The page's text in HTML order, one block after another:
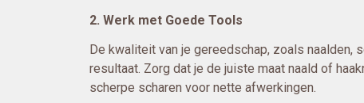
2. Werk met Goede Tools
De kwaliteit van je gereedschap, zoals naalden,
resultaat. Zorg dat je de juiste maat naald of
scherpe scharen voor nette afwerkingen.